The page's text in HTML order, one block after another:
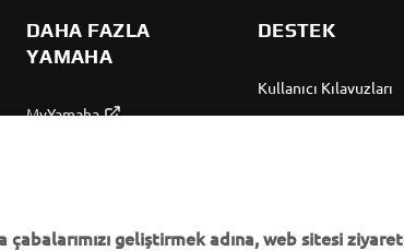
DAHA FAZLA
YAMAHA
MyYamaha
Yamaha Motor Global
DESTEK
Kullanıcı Kılavuzları
Bilgilendirme
geliştirmek adına, web sitesi